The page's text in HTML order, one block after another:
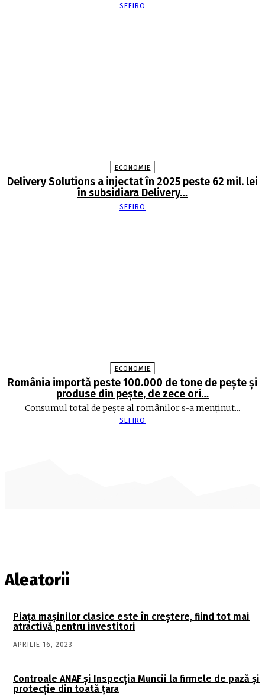
SEFIRO
ECONOMIE
Delivery Solutions a injectat în 2025 peste 62 mil. lei
în subsidiara Delivery…
SEFIRO
ECONOMIE
România importă peste 100.000 de tone de peşte şi
produse din peşte, de zece ori…
Consumul total de peşte al ro­mâ­nilor s-a menţinut...
SEFIRO
Aleatorii
Piața maşinilor clasice este în creștere, fiind tot mai
atractivă pentru investitori
APRILIE 16, 2023
Controale ANAF și Inspecția Muncii la firmele de pază și
protecție din toată țara